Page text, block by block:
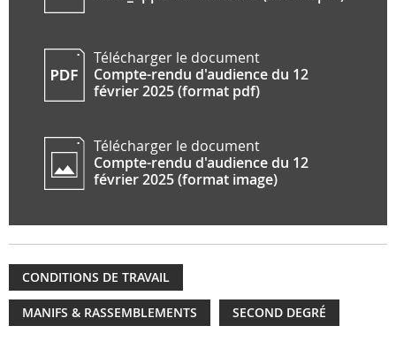
Télécharger le document
Compte-rendu d'audience du 12
février 2025 (format pdf)
Télécharger le document
Compte-rendu d'audience du 12
février 2025 (format image)
CONDITIONS DE TRAVAIL
MANIFS & RASSEMBLEMENTS SECOND DEGRÉ